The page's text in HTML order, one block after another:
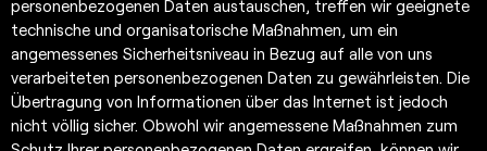
personenbezogenen Daten austauschen, treffen wir geeignete
technische und organisatorische Maßnahmen, um ein
angemessenes Sicherheitsniveau in Bezug auf alle von uns
verarbeiteten personenbezogenen Daten zu gewährleisten. Die
Übertragung von Informationen über das Internet ist jedoch
nicht völlig sicher. Obwohl wir angemessene Maßnahmen zum